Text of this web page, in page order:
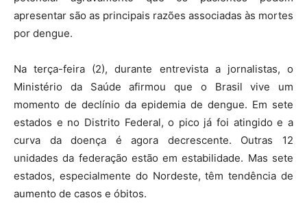
apresentar são as principais razões associadas às mortes
por dengue.
Na terça-feira (2), durante entrevista a jornalistas, o
Ministério da Saúde afirmou que o Brasil vive um
momento de declínio da epidemia de dengue. Em sete
estados e no Distrito Federal, o pico já foi atingido e a
curva da doença é agora decrescente. Outras 12
unidades da federação estão em estabilidade. Mas sete
estados, especialmente do Nordeste, têm tendência de
aumento de casos e óbitos.